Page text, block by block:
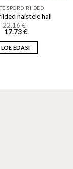
SPORDIRIIDED
naistele hall
22.16€
17.73€
LOE EDASI